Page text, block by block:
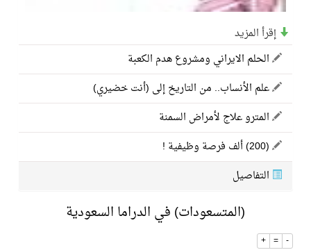
سيل الخير يروي ملاعب الكوكب
المنتخب السعودي ينافس (64) دولة في أولمبياد الفلك والفيزياء الفلكية الدولي بالهند
إقرأ المزيد
الحلم الايراني ومشروع هدم الكعبة
علم الأنساب.. من التاريخ إلى (أنت خضيري)
المترو علاج لأمراض السمنة
(200) ألف فرصة وظيفية !
التفاصيل
(المتسعودات) في الدراما السعودية
+ = -